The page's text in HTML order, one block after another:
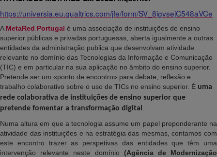
https://universia.eu.qualtrics.com/jfe/form/SV_8igvsejC548aVCe
A MetaRed Portugal é uma associação de instituições de ensino
superior públicas e privadas portuguesas, aberta igualmente a outras
entidades da administração publica que desenvolvam atividade
relevante no domínio das Tecnologias da Informação e Comunicação
(TIC) e em particular na sua aplicação no âmbito do ensino superior.
Pretende ser um «ponto de encontro» para debate, reflexão e
trabalho colaborativo sobre o uso de TICs no ensino superior. É uma
rede colaborativa de instituições de ensino superior que
pretende fomentar a transformação digital
Numa altura em que a tecnologia assume um papel preponderante na
atividade das instituições e na estratégia das mesmas, contamos com
este encontro trazer as perspetivas das entidades que têm uma
intervenção relevante neste domínio (Agência de Modernização